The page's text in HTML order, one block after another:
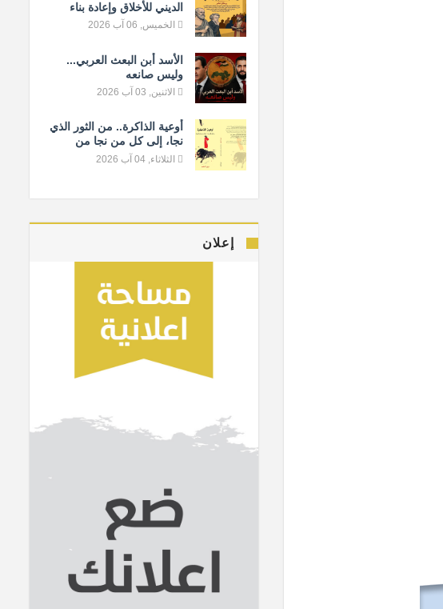
الديني للأخلاق وإعادة بناء
المعيار الإنساني
الخميس, 06 آب 2026
الأسد أبن البعث العربي...
وليس صانعه
الاثنين, 03 آب 2026
أوعية الذاكرة.. من الثور الذي
نجا، إلى كل من نجا من
النسيان
الثلاثاء, 04 آب 2026
إعلان